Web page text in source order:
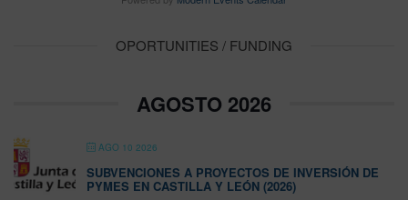
OPORTUNITIES / FUNDING
AGOSTO 2026
AGO 10 2026
SUBVENCIONES A PROYECTOS DE INVERSIÓN DE
PYMES EN CASTILLA Y LEÓN (2026)